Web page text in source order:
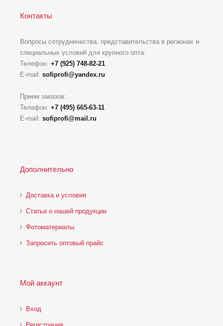
Контакты
Вопросы сотрудничества, представительства в регионах и
специальных условий для крупного опта:
Телефон: +7 (925) 748-82-21
E-mail: sofiprofi@yandex.ru
Прием заказов:
Телефон: +7 (495) 665-63-11
E-mail: sofiprofi@mail.ru
Дополнительно
Доставка и условия
Статьи о нашей продукции
Фотоматериалы
Запросить оптовый прайс
Мой аккаунт
Вход